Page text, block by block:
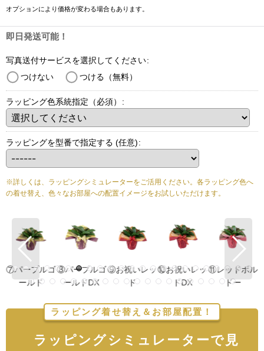
オプションにより価格が変わる場合もあります。
即日発送可能！
写真送付サービスを選択してください:
つけない
つける（無料）
ラッピング色系統指定（必須） :
ラッピングを型番で指定する (任意):
※詳しくは、ラッピングシミュレーターをご活用ください。各ラッピング色へ
の着せ替え、色々なお部屋への配置イメージをお試しいただけます。
⑧パープルゴ
ールドDX
⑨お祝いレッ
ド
⑩お祝いレッ
ドDX
⑪レッドボル
ドー
⑫レッドボル
ドーDX
ラッピング着せ替え＆お部屋配置！
ラッピングシミュレーターで見